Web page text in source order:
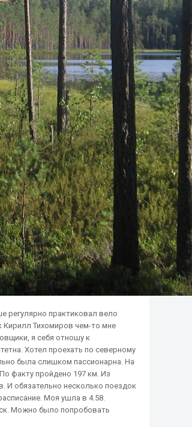
регулярно практиковал вело
Кирилл Тихомиров чем-то мне
я себя отношу к
Хотел проехать по северному
была слишком пассионарна. На
факту пройдено 197 км. Из
И обязательно несколько поездок
Моя ушла в 4.58.
Можно было попробовать